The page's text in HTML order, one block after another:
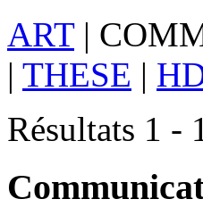
ART|
| THESE |
Résultats 1 -